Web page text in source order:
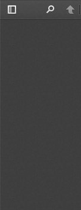
Toggle